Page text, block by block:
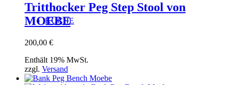
KÜCHE
Tritthocker Peg Step Stool von
MOEBE
200,00 €
Enthält 19% MwSt.
zzgl. Versand